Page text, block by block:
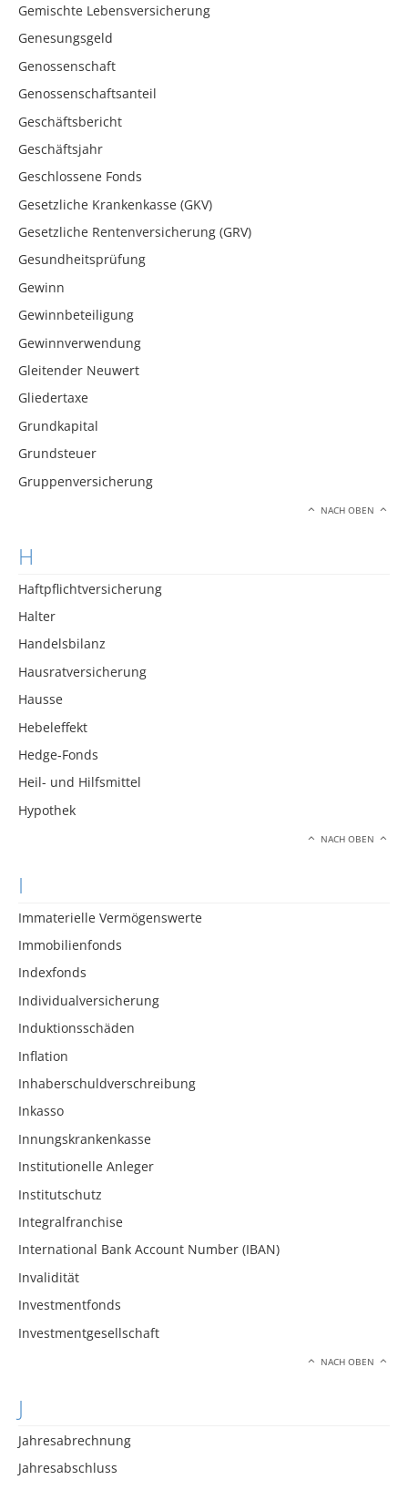
Gemischte Lebensversicherung
Genesungsgeld
Genossenschaft
Genossenschaftsanteil
Geschäftsbericht
Geschäftsjahr
Geschlossene Fonds
Gesetzliche Krankenkasse (GKV)
Gesetzliche Rentenversicherung (GRV)
Gesundheitsprüfung
Gewinn
Gewinnbeteiligung
Gewinnverwendung
Gleitender Neuwert
Gliedertaxe
Grundkapital
Grundsteuer
Gruppenversicherung
NACH OBEN
H
Haftpflichtversicherung
Halter
Handelsbilanz
Hausratversicherung
Hausse
Hebeleffekt
Hedge-Fonds
Heil- und Hilfsmittel
Hypothek
NACH OBEN
I
Immaterielle Vermögenswerte
Immobilienfonds
Indexfonds
Individualversicherung
Induktionsschäden
Inflation
Inhaberschuldverschreibung
Inkasso
Innungskrankenkasse
Institutionelle Anleger
Institutschutz
Integralfranchise
International Bank Account Number (IBAN)
Invalidität
Investmentfonds
Investmentgesellschaft
NACH OBEN
J
Jahresabrechnung
Jahresabschluss